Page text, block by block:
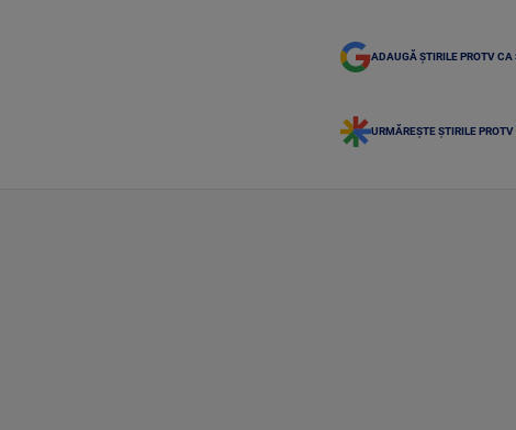
ADAUGĂ ȘTIRILE PROTV CA
URMĂREȘTE ȘTIRILE